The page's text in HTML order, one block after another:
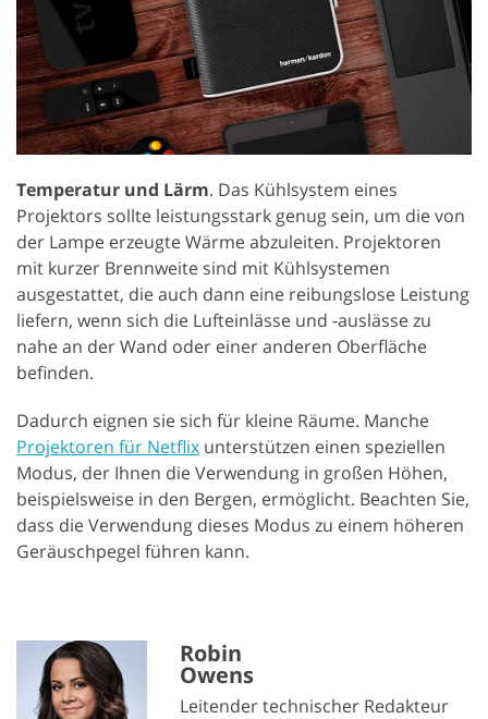
Temperatur und Lärm. Das Kühlsystem eines
Projektors sollte leistungsstark genug sein, um die von
der Lampe erzeugte Wärme abzuleiten. Projektoren
mit kurzer Brennweite sind mit Kühlsystemen
ausgestattet, die auch dann eine reibungslose Leistung
liefern, wenn sich die Lufteinlässe und -auslässe zu
nahe an der Wand oder einer anderen Oberfläche
befinden.
Dadurch eignen sie sich für kleine Räume. Manche
Projektoren für Netflix unterstützen einen speziellen
Modus, der Ihnen die Verwendung in großen Höhen,
beispielsweise in den Bergen, ermöglicht. Beachten Sie,
dass die Verwendung dieses Modus zu einem höheren
Geräuschpegel führen kann.
Robin
Owens
Leitender technischer Redakteur